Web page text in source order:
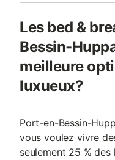
Les bed &
Bessin-
meilleure
luxueux?
Port-en-Bessin-
vous voulez vivre
seulement 25 %